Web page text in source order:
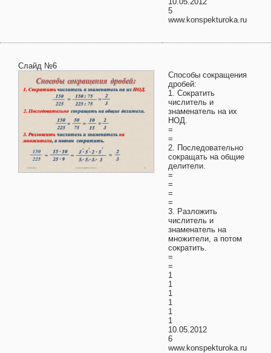
5
www.konspekturoka.ru
Слайд №6
Способы сокращения
дробей:
1. Сократить
числитель и
знаменатель на их
НОД.
=
=
2. Последовательно
сокращать на общие
делители.
=
=
=
=
3. Разложить
числитель и
знаменатель на
множители, а потом
сократить.
=
=
1
1
1
1
1
1
10.05.2012
6
www.konspekturoka.ru